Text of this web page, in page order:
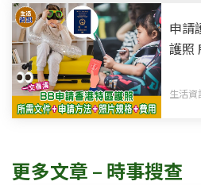
申請
護照
生活
更多文章 – 時事搜查